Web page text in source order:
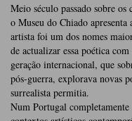
Meio século passado sobre
o Museu do Chiado
artista foi um dos nomes
de actualizar essa poética
geração internacional, que
pós-guerra, explorava novas
surrealista permitia.
Num Portugal completamente